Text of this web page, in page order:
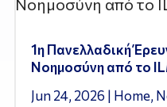
1η Πανελλαδική
Νοημοσύνη από το
Jun 24, 2026 | Home,